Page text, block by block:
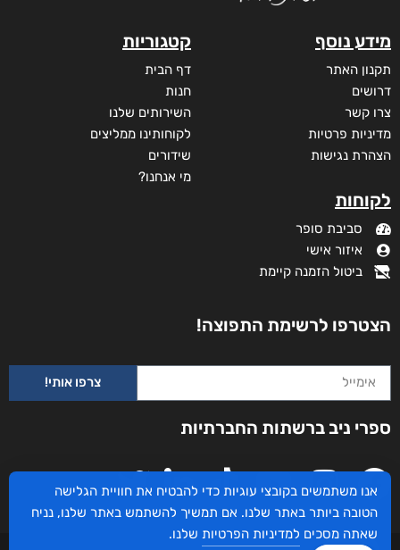
מידע נוסף
תקנון האתר
דרושים
צרו קשר
מדיניות פרטיות
הצהרת נגישות
לקוחות
סביבת סופר
איזור אישי
ביטול הזמנה קיימת
קטגוריות
דף הבית
חנות
השירותים שלנו
לקוחותינו ממליצים
שידורים
מי אנחנו?
הצטרפו לרשימת התפוצה!
צרפו אותי!
ספרי ניב ברשתות החברתיות
אנו משתמשים בקובצי עוגיות כדי להבטיח את חוויית הגלישה
הטובה ביותר באתר שלנו. אם תמשיך להשתמש באתר שלנו, נניח
שאתה מסכים למדיניות הפרטיות שלנו.